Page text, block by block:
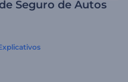
Seguro de Autos